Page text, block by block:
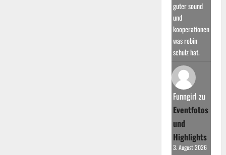
guter sound
und
kooperationen
was robin
schulz hat.
Funngirl zu
Eventfotos
und
Highlights
3. August 2026